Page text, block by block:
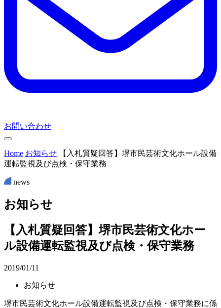
お問い合わせ
Home お知らせ
【入札質疑回答】堺市民芸術文化ホール設備
運転監視及び点検・保守業務
news
お知らせ
【入札質疑回答】堺市民芸術文化ホー
ル設備運転監視及び点検・保守業務
2019/01/11
お知らせ
堺市民芸術文化ホール設備運転監視及び点検・保守業務に係